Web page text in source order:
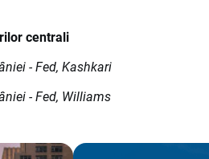
centrali
- Fed, Kashkari
- Fed, Williams